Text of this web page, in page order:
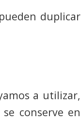
duplicar
a utilizar,
conserve en